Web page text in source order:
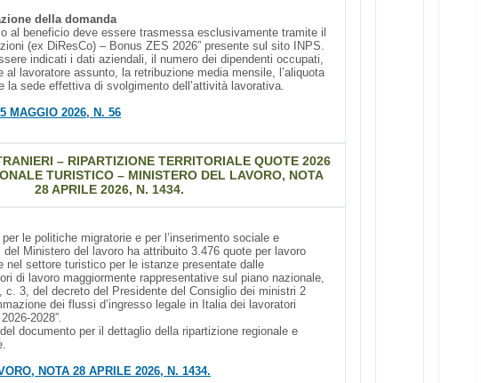
della domanda
al beneficio deve essere trasmessa esclusivamente tramite il
(ex DiResCo) – Bonus ZES 2026” presente sul sito INPS.
indicati i dati aziendali, il numero dei dipendenti occupati,
al lavoratore assunto, la retribuzione media mensile, l’aliquota
la sede effettiva di svolgimento dell’attività lavorativa.
MAGGIO 2026, N. 56
– RIPARTIZIONE TERRITORIALE QUOTE 2026
TURISTICO – MINISTERO DEL LAVORO, NOTA
28 APRILE 2026, N. 1434.
per le politiche migratorie e per l’inserimento sociale e
del Ministero del lavoro ha attribuito 3.476 quote per lavoro
nel settore turistico per le istanze presentate dalle
di lavoro maggiormente rappresentative sul piano nazionale,
c. 3, del decreto del Presidente del Consiglio dei ministri 2
dei flussi d’ingresso legale in Italia dei lavoratori
2028”.
documento per il dettaglio della ripartizione regionale e
NOTA 28 APRILE 2026, N. 1434.